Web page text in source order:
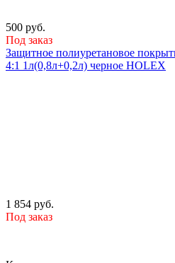
500 руб.
Под заказ
Защитное полиуретановое
4:1 1л(0,8л+0,2л) черное HOLEX
1 854 руб.
Под заказ